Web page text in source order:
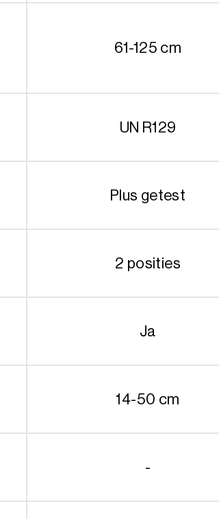
61-125 cm
UN R129
Plus getest
2 posities
Ja
14-50 cm
-